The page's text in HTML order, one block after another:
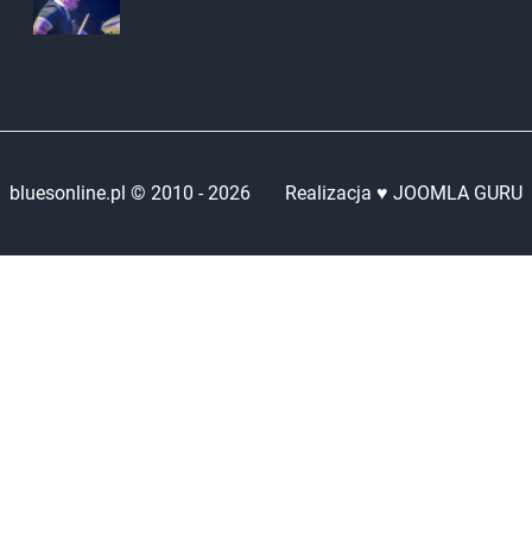
bluesonline.pl © 2010 -2026 Realizacja ♥ JOOMLA GURU